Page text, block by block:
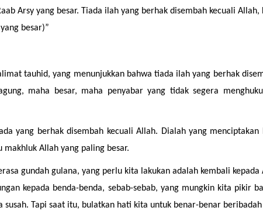
Arsy yang besar. Tiada ilah yang berhak disembah kecuali
besar)”
tauhid, yang menunjukkan bahwa tiada ilah yang berhak
maha besar, maha penyabar yang tidak segera
yang berhak disembah kecuali Allah. Dialah yang
makhluk Allah yang paling besar.
gundah gulana, yang perlu kita lakukan adalah kembali
kepada benda-benda, sebab-sebab, yang mungkin kita pikir
susah. Tapi saat itu, bulatkan hati kita untuk benar-benar beribadah